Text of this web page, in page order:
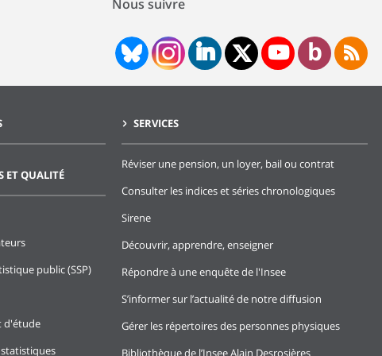
Nous suivre
ET QUALITÉ
public (SSP)
d'étude
SERVICES
Réviser une pension, un loyer, bail ou contrat
Consulter les indices et séries chronologiques
Sirene
Découvrir, apprendre, enseigner
Répondre à une enquête de l'Insee
S’informer sur l’actualité de notre diffusion
Gérer les répertoires des personnes physiques
Bibliothèque de l’Insee Alain Desrosières